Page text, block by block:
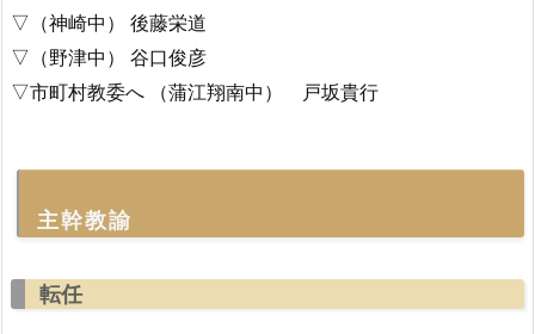
▽（神崎中） 後藤栄道
▽（野津中） 谷口俊彦
▽市町村教委へ （蒲江翔南中） 戸坂貴行
主幹教諭
転任